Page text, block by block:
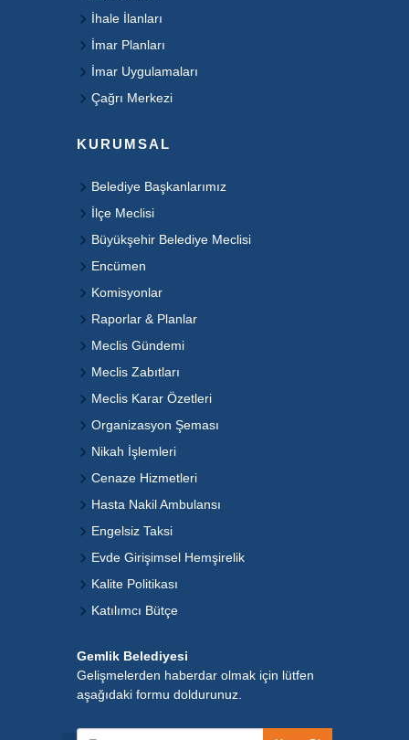
İhale İlanları
İmar Planları
İmar Uygulamaları
Çağrı Merkezi
KURUMSAL
Belediye Başkanlarımız
İlçe Meclisi
Büyükşehir Belediye Meclisi
Encümen
Komisyonlar
Raporlar & Planlar
Meclis Gündemi
Meclis Zabıtları
Meclis Karar Özetleri
Organizasyon Şeması
Nikah İşlemleri
Cenaze Hizmetleri
Hasta Nakil Ambulansı
Engelsiz Taksi
Evde Girişimsel Hemşirelik
Kalite Politikası
Katılımcı Bütçe
Gemlik Belediyesi
Gelişmelerden haberdar olmak için lütfen
aşağıdaki formu doldurunuz.